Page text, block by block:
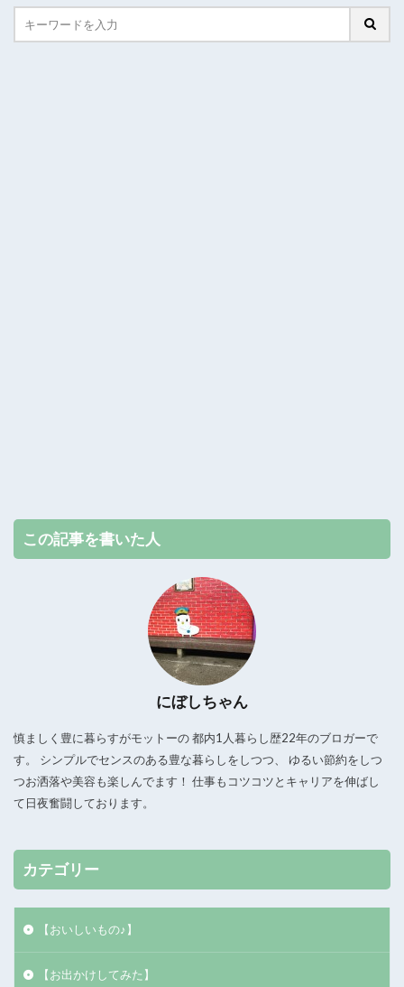
この記事を書いた人
にぼしちゃん
慎ましく豊に暮らすがモットーの 都内1人暮らし歴22年のブロガーで
す。 シンプルでセンスのある豊な暮らしをしつつ、 ゆるい節約をしつ
つお洒落や美容も楽しんでます！ 仕事もコツコツとキャリアを伸ばし
て日夜奮闘しております。
カテゴリー
【おいしいもの♪】
【お出かけしてみた】